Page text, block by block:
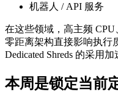
机器人 / API 服务
在这些领域，高主频
零距离架构直接影响执行
Dedicated Shreds 的采用加
本周是锁定当前